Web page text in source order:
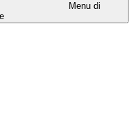
Menu di